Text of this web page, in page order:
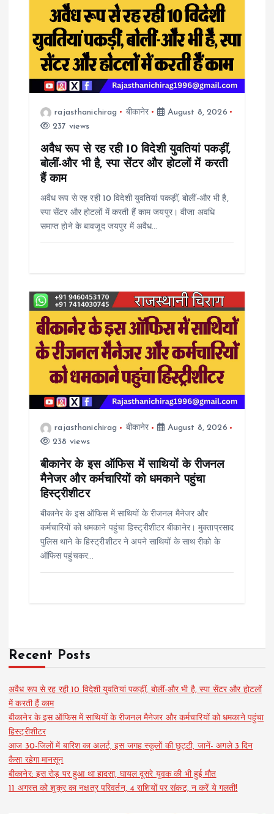
g
a
rajasthanichirag बीकानेर
August 8, 2026
237 views
अवैध रूप से रह रही 10 विदेशी युवतियां पकड़ीं,
बोलीं-और भी है, स्पा सेंटर और होटलों में करती
हैं काम
अवैध रूप से रह रही 10 विदेशी युवतियां पकड़ीं, बोलीं-और भी है,
स्पा सेंटर और होटलों में करती हैं काम जयपुर। वीजा अवधि
समाप्त होने के बावजूद जयपुर में अवैध…
rajasthanichirag बीकानेर
August 8, 2026
238 views
बीकानेर के इस ऑफिस में साथियों के रीजनल
मैनेजर और कर्मचारियों को धमकाने पहुंचा
हिस्ट्रीशीटर
बीकानेर के इस ऑफिस में साथियों के रीजनल मैनेजर और
कर्मचारियों को धमकाने पहुंचा हिस्ट्रीशीटर बीकानेर। मुक्ताप्रसाद
पुलिस थाने के हिस्ट्रीशीटर ने अपने साथियों के साथ रीको के
ऑफिस पहुंचकर…
Recent Posts
अवैध रूप से रह रही 10 विदेशी युवतियां पकड़ीं, बोलीं-और भी है, स्पा सेंटर और होटलों
में करती हैं काम
बीकानेर के इस ऑफिस में साथियों के रीजनल मैनेजर और कर्मचारियों को धमकाने पहुंचा
हिस्ट्रीशीटर
आज 30-जिलों में बारिश का अलर्ट, इस जगह स्कूलों की छुट्टी, जानें- अगले 3 दिन
कैसा रहेगा मानसून
बीकानेर: इस रोड़ पर हुआ था हादसा, घायल दूसरे युवक की भी हुई मौत
11 अगस्त को शुक्र का नक्षत्र परिवर्तन, 4 राशियों पर संकट, न करें ये गलती!